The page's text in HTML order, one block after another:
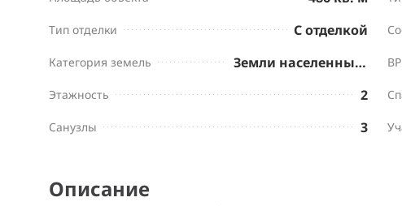
Тип отделки С отделкой
Категория земель Земли населенных пунктов
Этажность 2
Санузлы 3
Описание